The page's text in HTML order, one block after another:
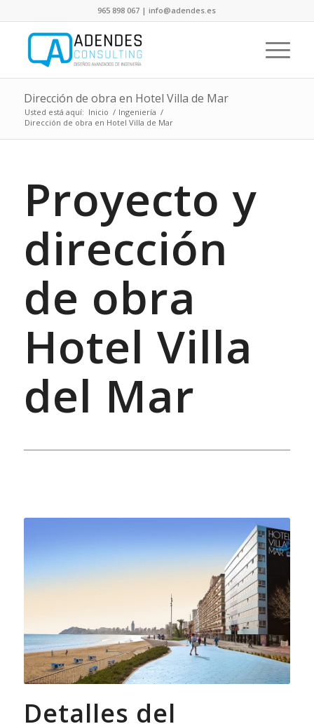
965 898 067 | info@adendes.es
Dirección de obra en Hotel Villa de Mar
Usted está aquí: Inicio / Ingeniería /
Dirección de obra en Hotel Villa de Mar
Proyecto y
dirección
de obra
Hotel Villa
del Mar
Detalles del